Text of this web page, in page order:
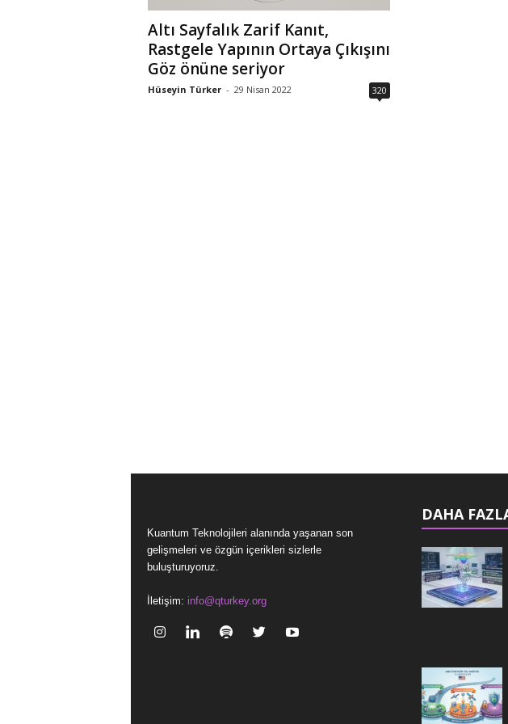
Altı Sayfalık Zarif Kanıt,
Rastgele Yapının Ortaya Çıkışını
Göz önüne seriyor
Hüseyin Türker - 29 Nisan 2022 320
Kuantum Teknolojileri alanında yaşanan son
gelişmeleri ve özgün içerikleri sizlerle
buluşturuyoruz.
İletişim: info@qturkey.org
DAHA